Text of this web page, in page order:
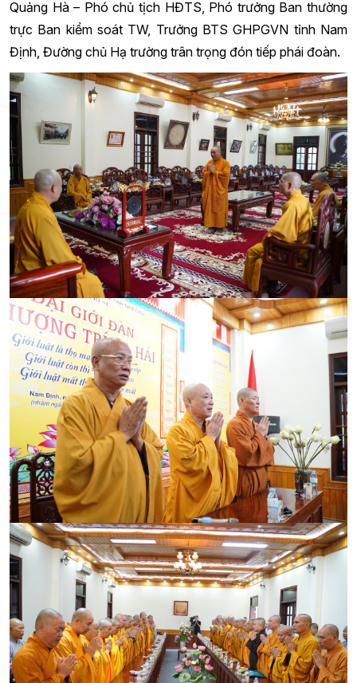
Quảng Hà – Phó chủ tịch HĐTS, Phó trưởng Ban thường
trực Ban kiểm soát TW, Trưởng BTS GHPGVN tỉnh Nam
Định, Đường chủ Hạ trường trân trọng đón tiếp phái đoàn.